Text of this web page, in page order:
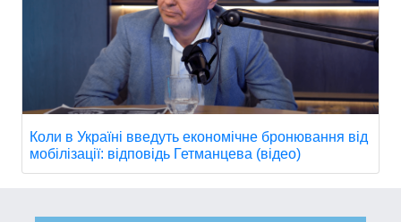
Коли в Україні введуть економічне бронювання від
мобілізації: відповідь Гетманцева (відео)